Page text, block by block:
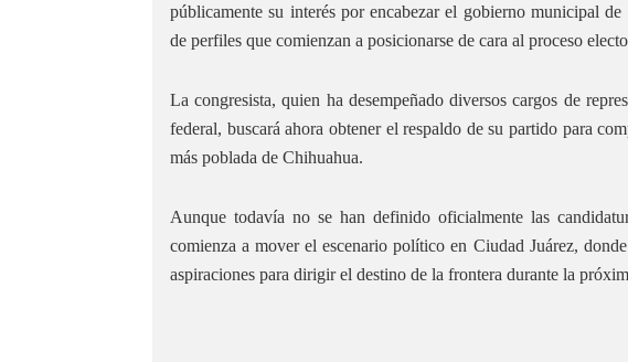
públicamente su interés por encabezar el gobierno municipal
de perfiles que comienzan a posicionarse de cara al proceso
La congresista, quien ha desempeñado diversos cargos de
federal, buscará ahora obtener el respaldo de su partido para
más poblada de Chihuahua.
Aunque todavía no se han definido oficialmente las
comienza a mover el escenario político en Ciudad Juárez,
aspiraciones para dirigir el destino de la frontera durante la